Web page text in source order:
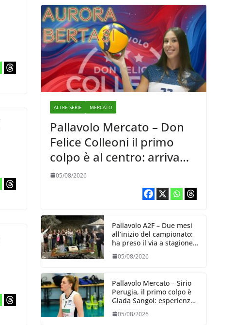
ALTRE SERIE MERCATO
Pallavolo Mercato – Don
Felice Colleoni il primo
colpo è al centro: arriva
Aurora Bertasi
05/08/2026
Pallavolo A2F – Due mesi
all’inizio del campionato:
ha preso il via a stagione
delle Black Angels
05/08/2026
Pallavolo Mercato – Sirio
Perugia, il primo colpo è
Giada Sangoi: esperienza
e talento in attacco
05/08/2026